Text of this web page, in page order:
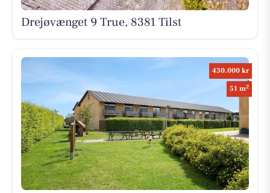
Drejøvænget 9 True, 8381 Tilst
430.000 kr
51 m2